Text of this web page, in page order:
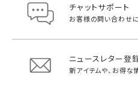
チャットサポート
お客様の問い合わせ
ニュースレター登
新アイテムや、お得な